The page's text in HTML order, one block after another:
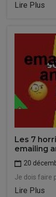
Lire Plus
Les 7
emailing
20
Je dois faire
Lire Plus